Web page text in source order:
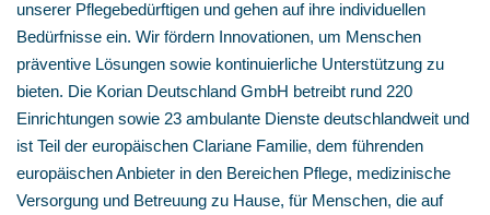
unserer Pflegebedürftigen und gehen auf ihre individuellen
Bedürfnisse ein. Wir fördern Innovationen, um Menschen
präventive Lösungen sowie kontinuierliche Unterstützung zu
bieten. Die Korian Deutschland GmbH betreibt rund 220
Einrichtungen sowie 23 ambulante Dienste deutschlandweit und
ist Teil der europäischen Clariane Familie, dem führenden
europäischen Anbieter in den Bereichen Pflege, medizinische
Versorgung und Betreuung zu Hause, für Menschen, die auf